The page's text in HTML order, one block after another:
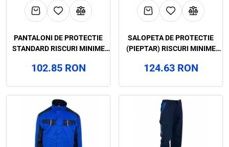
PANTALONI DE PROTECTIE
STANDARD RISCURI MINIME
102.85 RON
SALOPETA DE PROTECTIE
(PIEPTAR) RISCURI MINIME
124.63 RON